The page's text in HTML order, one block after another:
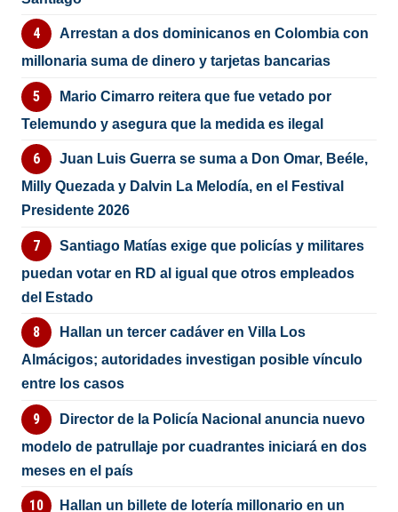
Arrestan a dos dominicanos en Colombia con
millonaria suma de dinero y tarjetas bancarias
Mario Cimarro reitera que fue vetado por
Telemundo y asegura que la medida es ilegal
Juan Luis Guerra se suma a Don Omar, Beéle,
Milly Quezada y Dalvin La Melodía, en el Festival
Presidente 2026
Santiago Matías exige que policías y militares
puedan votar en RD al igual que otros empleados
del Estado
Hallan un tercer cadáver en Villa Los
Almácigos; autoridades investigan posible vínculo
entre los casos
Director de la Policía Nacional anuncia nuevo
modelo de patrullaje por cuadrantes iniciará en dos
meses en el país
Hallan un billete de lotería millonario en un